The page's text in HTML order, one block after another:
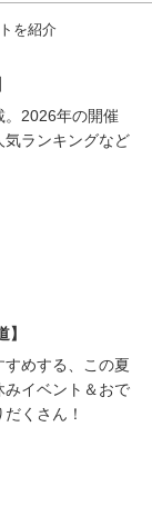
を紹介
。2026年の開催
気ランキングなど
めする、この夏
みイベント＆おで
くさん！